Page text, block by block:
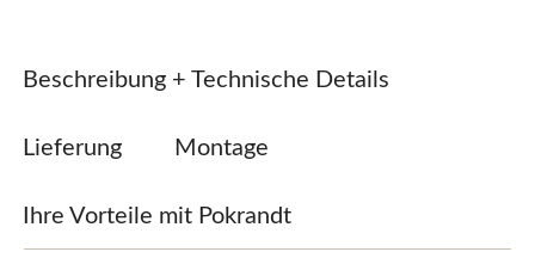
Beschreibung + Technische Details
Lieferung Montage
Ihre Vorteile mit Pokrandt